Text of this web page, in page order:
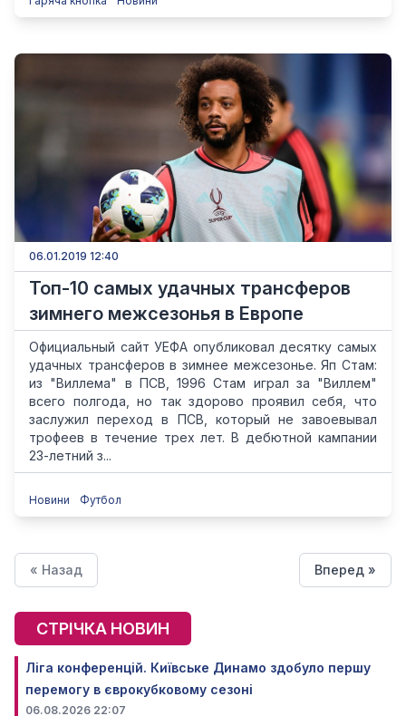
06.01.2019 12:40
Топ-10 самых удачных трансферов
зимнего межсезонья в Европе
Официальный сайт УЕФА опубликовал десятку самых
удачных трансферов в зимнее межсезонье. Яп Стам:
из "Виллема" в ПСВ, 1996 Стам играл за "Виллем"
всего полгода, но так здорово проявил себя, что
заслужил переход в ПСВ, который не завоевывал
трофеев в течение трех лет. В дебютной кампании
23-летний з...
Новини Футбол
« Назад Вперед »
СТРІЧКА НОВИН
Ліга конференцій. Київське Динамо здобуло першу
перемогу в єврокубковому сезоні
06.08.2026 22:07